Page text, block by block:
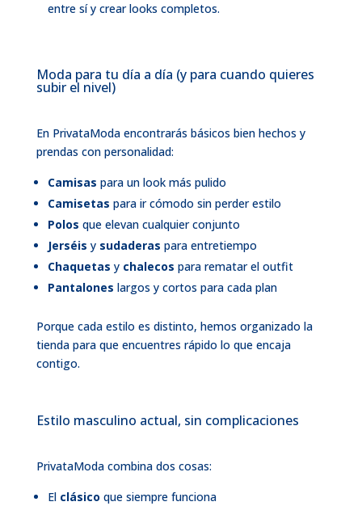
entre sí y crear looks completos.
Moda para tu día a día (y para cuando quieres
subir el nivel)
En PrivataModa encontrarás básicos bien hechos y
prendas con personalidad:
Camisas para un look más pulido
Camisetas para ir cómodo sin perder estilo
Polos que elevan cualquier conjunto
Jerséis y sudaderas para entretiempo
Chaquetas y chalecos para rematar el outfit
Pantalones largos y cortos para cada plan
Porque cada estilo es distinto, hemos organizado la
tienda para que encuentres rápido lo que encaja
contigo.
Estilo masculino actual, sin complicaciones
PrivataModa combina dos cosas:
El clásico que siempre funciona